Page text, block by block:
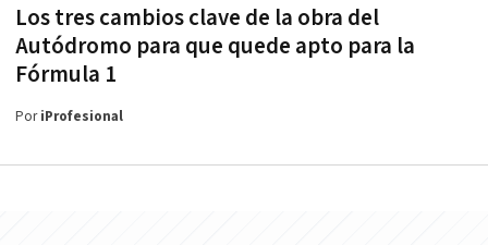
Los tres cambios clave de la obra del
Autódromo para que quede apto para la
Fórmula 1
PoriProfesional